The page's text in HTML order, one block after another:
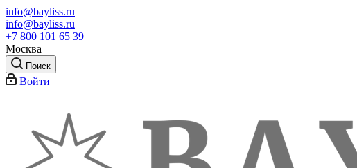
info@bayliss.ru
info@bayliss.ru
+7 800 101 65 39
Москва
Поиск
Войти